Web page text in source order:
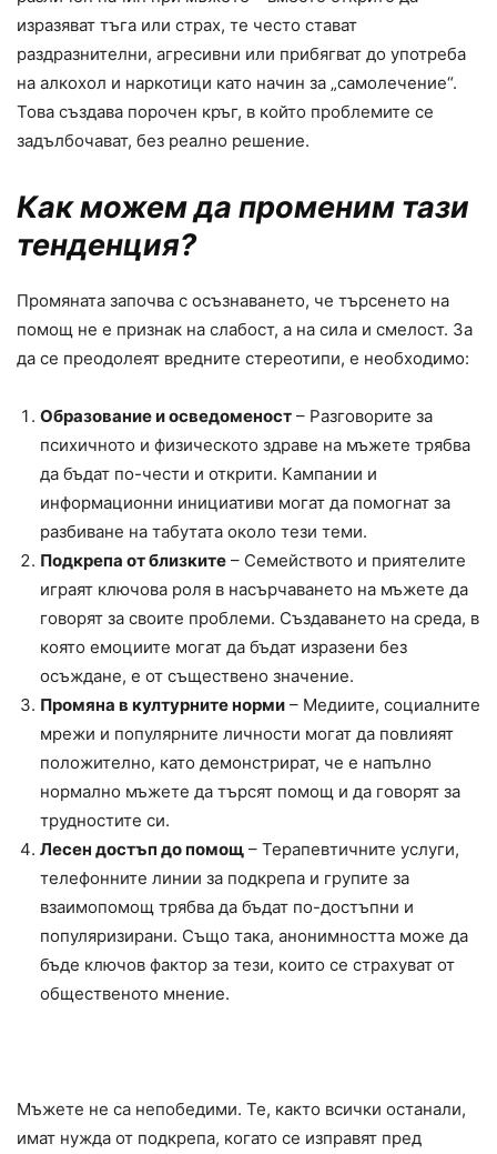
изразяват тъга или страх, те често стават
раздразнителни, агресивни или прибягват до употреба
на алкохол и наркотици като начин за „самолечение“.
Това създава порочен кръг, в който проблемите се
задълбочават, без реално решение.
Как можем да променим тази
тенденция?
Промяната започва с осъзнаването, че търсенето на
помощ не е признак на слабост, а на сила и смелост. За
да се преодолеят вредните стереотипи, е необходимо:
Образование и осведоменост – Разговорите за
психичното и физическото здраве на мъжете трябва
да бъдат по-чести и открити. Кампании и
информационни инициативи могат да помогнат за
разбиване на табутата около тези теми.
Подкрепа от близките – Семейството и приятелите
играят ключова роля в насърчаването на мъжете да
говорят за своите проблеми. Създаването на среда, в
която емоциите могат да бъдат изразени без
осъждане, е от съществено значение.
Промяна в културните норми – Медиите, социалните
мрежи и популярните личности могат да повлияят
положително, като демонстрират, че е напълно
нормално мъжете да търсят помощ и да говорят за
трудностите си.
Лесен достъп до помощ – Терапевтичните услуги,
телефонните линии за подкрепа и групите за
взаимопомощ трябва да бъдат по-достъпни и
популяризирани. Също така, анонимността може да
бъде ключов фактор за тези, които се страхуват от
общественото мнение.
Мъжете не са непобедими. Те, както всички останали,
имат нужда от подкрепа, когато се изправят пред